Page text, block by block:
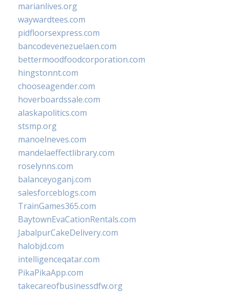
marianlives.org
waywardtees.com
pidfloorsexpress.com
bancodevenezuelaen.com
bettermoodfoodcorporation.com
hingstonnt.com
chooseagender.com
hoverboardssale.com
alaskapolitics.com
stsmp.org
manoelneves.com
mandelaeffectlibrary.com
roselynns.com
balanceyoganj.com
salesforceblogs.com
TrainGames365.com
BaytownEvaCationRentals.com
JabalpurCakeDelivery.com
halobjd.com
intelligenceqatar.com
PikaPikaApp.com
takecareofbusinessdfw.org